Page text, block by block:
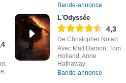
Bande-annonce
L'Odyssée
4,3
De Christopher Nolan
Avec Matt Damon, Tom
Holland, Anne
Hathaway
Bande-annonce